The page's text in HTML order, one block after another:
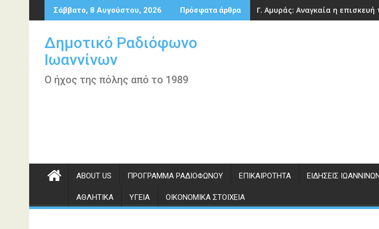
Περάστε
στο
Σάββατο, 8 Αυγούστου, 2026 Πρόσφατα άρθρα Γ. Αμυράς: Αναγκαία η επισκευή
Δημοτικό Ραδιόφωνο
Ιωαννίνων
Ο ήχος της πόλης από το 1989
ABOUT US ΠΡΌΓΡΑΜΜΑ ΡΑΔΙΟΦΏΝΟΥ ΕΠΙΚΑΙΡΌΤΗΤΑ ΕΙΔΉΣΕΙΣ
ΑΘΛΗΤΙΚΆ ΥΓΕΊΑ ΟΙΚΟΝΟΜΙΚΆ ΣΤΟΙΧΕΊΑ